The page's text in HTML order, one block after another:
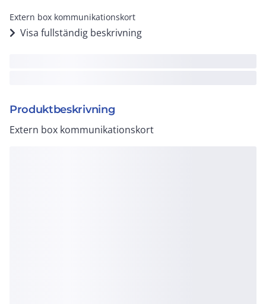
Extern box kommunikationskort
Visa fullständig beskrivning
Produktbeskrivning
Extern box kommunikationskort